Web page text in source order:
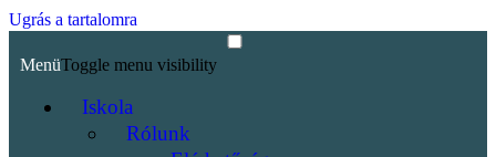
Ugrás a tartalomra
MenüToggle menu visibility
Iskola
Rólunk